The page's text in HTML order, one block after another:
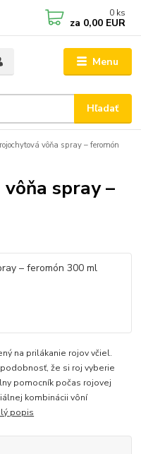
Menu
Hľadať
0 ks
za 0,00 EUR
vôňa spray – feromón
spray –
na prilákanie rojov včiel.
že si roj vyberie
pomocník počas rojovej
kombinácii vôní
popis